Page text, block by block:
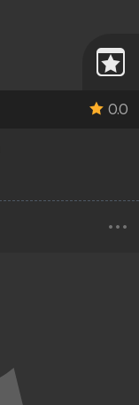
0.0
...